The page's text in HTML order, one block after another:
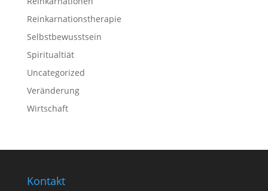
Reinkarnations­therapie
Selbstbewusstsein
Spiritualtiät
Uncategorized
Veränderung
Wirtschaft
Kontakt